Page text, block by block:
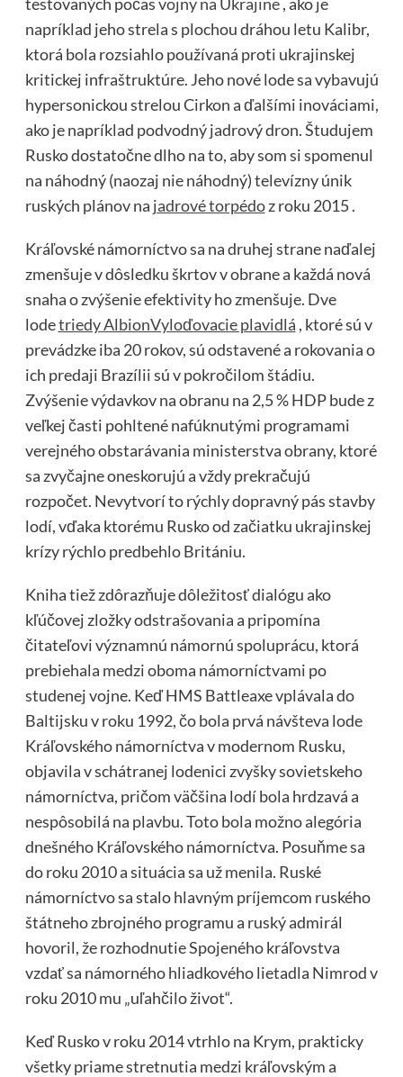
napríklad jeho strela s plochou dráhou letu Kalibr,
ktorá bola rozsiahlo používaná proti ukrajinskej
kritickej infraštruktúre. Jeho nové lode sa vybavujú
hypersonickou strelou Cirkon a ďalšími inováciami,
ako je napríklad podvodný jadrový dron. Študujem
Rusko dostatočne dlho na to, aby som si spomenul
na náhodný (naozaj nie náhodný) televízny únik
ruských plánov na jadrové torpédoz roku 2015 .
Kráľovské námorníctvo sa na druhej strane naďalej
zmenšuje v dôsledku škrtov v obrane a každá nová
snaha o zvýšenie efektivity ho zmenšuje. Dve
lodetriedy AlbionVyloďovacie plavidlá , ktoré sú v
prevádzke iba 20 rokov, sú odstavené a rokovania o
ich predaji Brazílii sú v pokročilom štádiu.
Zvýšenie výdavkov na obranu na 2,5 % HDP bude z
veľkej časti pohltené nafúknutými programami
verejného obstarávania ministerstva obrany, ktoré
sa zvyčajne oneskorujú a vždy prekračujú
rozpočet. Nevytvorí to rýchly dopravný pás stavby
lodí, vďaka ktorému Rusko od začiatku ukrajinskej
krízy rýchlo predbehlo Britániu.
Kniha tiež zdôrazňuje dôležitosť dialógu ako
kľúčovej zložky odstrašovania a pripomína
čitateľovi významnú námornú spoluprácu, ktorá
prebiehala medzi oboma námorníctvami po
studenej vojne. Keď HMS Battleaxe vplávala do
Baltijsku v roku 1992, čo bola prvá návšteva lode
Kráľovského námorníctva v modernom Rusku,
objavila v schátranej lodenici zvyšky sovietskeho
námorníctva, pričom väčšina lodí bola hrdzavá a
nespôsobilá na plavbu. Toto bola možno alegória
dnešného Kráľovského námorníctva. Posuňme sa
do roku 2010 a situácia sa už menila. Ruské
námorníctvo sa stalo hlavným príjemcom ruského
štátneho zbrojného programu a ruský admirál
hovoril, že rozhodnutie Spojeného kráľovstva
vzdať sa námorného hliadkového lietadla Nimrod v
roku 2010 mu „uľahčilo život“.
Keď Rusko v roku 2014 vtrhlo na Krym, prakticky
všetky priame stretnutia medzi kráľovským a